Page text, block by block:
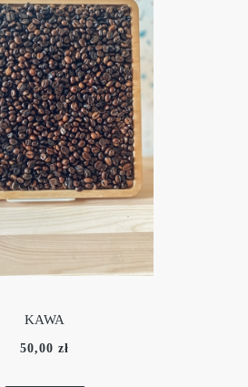
KAWA
50,00 zł